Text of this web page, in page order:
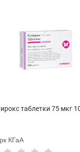
таблетки 75 мкг
КГаА